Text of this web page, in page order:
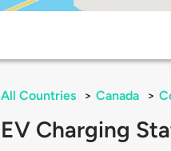
All Countries > Canada >
EV Charging